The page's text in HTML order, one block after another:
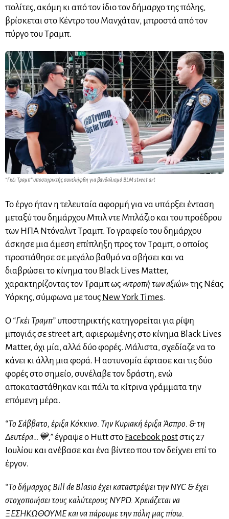
πολίτες, ακόμη κι από τον ίδιο τον δήμαρχο της πόλης,
βρίσκεται στο Κέντρο του Μανχάταν, μπροστά από τον
πύργο του Τραμπ.
“Γκέι Τραμπ” υποστηρικτής συνελήφθη για βανδαλισμό BLM street art
Το έργο ήταν η τελευταία αφορμή για να υπάρξει ένταση
μεταξύ του δημάρχου Μπιλ ντε Μπλάζιο και του προέδρου
των ΗΠΑ Ντόναλντ Τραμπ. Το γραφείο του δημάρχου
άσκησε μια άμεση επίπληξη προς τον Τραμπ, ο οποίος
προσπάθησε σε μεγάλο βαθμό να σβήσει και να
διαβρώσει το κίνημα του Black Lives Matter,
χαρακτηρίζοντας τον Τραμπ ως «ντροπή των αξιών»της Νέας
Υόρκης, σύμφωνα με τους New York Times.
Ο “Γκέι Τραμπ” υποστηρικτής κατηγορείται για ρίψη
μπογιάς σε street art, αφιερωμένης στο κίνημα Black Lives
Matter, όχι μία, αλλά δύο φορές. Μάλιστα, σχεδίαζε να το
κάνει κι άλλη μια φορά. Η αστυνομία έφτασε και τις δύο
φορές στο σημείο, συνέλαβε τον δράστη, ενώ
αποκαταστάθηκαν και πάλι τα κίτρινα γράμματα την
επόμενη μέρα.
“Το Σάββατο, έριξα Κόκκινο. Την Κυριακή έριξα Άσπρο. & τη
Δευτέρα…💙,”έγραψε ο Hutt στο Facebook postστις 27
Ιουλίου και ανέβασε και ένα βίντεο που τον δείχνει επί το
έργον.
“Το δήμαρχος Bill de Blasio έχει καταστρέψει την NYC & έχει
στοχοποιήσει τους καλύτερους NYPD. Χρειάζεται να
ΞΕΣΗΚΩΘΟΥΜΕ και να πάρουμε την πόλη μας πίσω.